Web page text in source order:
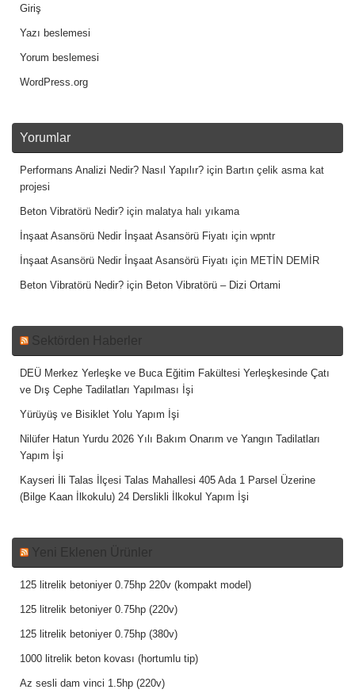
Giriş
Yazı beslemesi
Yorum beslemesi
WordPress.org
Yorumlar
Performans Analizi Nedir? Nasıl Yapılır? için Bartın çelik asma kat
projesi
Beton Vibratörü Nedir? için malatya halı yıkama
İnşaat Asansörü Nedir İnşaat Asansörü Fiyatı için wpntr
İnşaat Asansörü Nedir İnşaat Asansörü Fiyatı için METİN DEMİR
Beton Vibratörü Nedir? için Beton Vibratörü – Dizi Ortami
Sektörden Haberler
DEÜ Merkez Yerleşke ve Buca Eğitim Fakültesi Yerleşkesinde Çatı
ve Dış Cephe Tadilatları Yapılması İşi
Yürüyüş ve Bisiklet Yolu Yapım İşi
Nilüfer Hatun Yurdu 2026 Yılı Bakım Onarım ve Yangın Tadilatları
Yapım İşi
Kayseri İli Talas İlçesi Talas Mahallesi 405 Ada 1 Parsel Üzerine
(Bilge Kaan İlkokulu) 24 Derslikli İlkokul Yapım İşi
Yeni Eklenen Ürünler
125 litrelik betoniyer 0.75hp 220v (kompakt model)
125 litrelik betoniyer 0.75hp (220v)
125 litrelik betoniyer 0.75hp (380v)
1000 litrelik beton kovası (hortumlu tip)
Az sesli dam vinci 1.5hp (220v)